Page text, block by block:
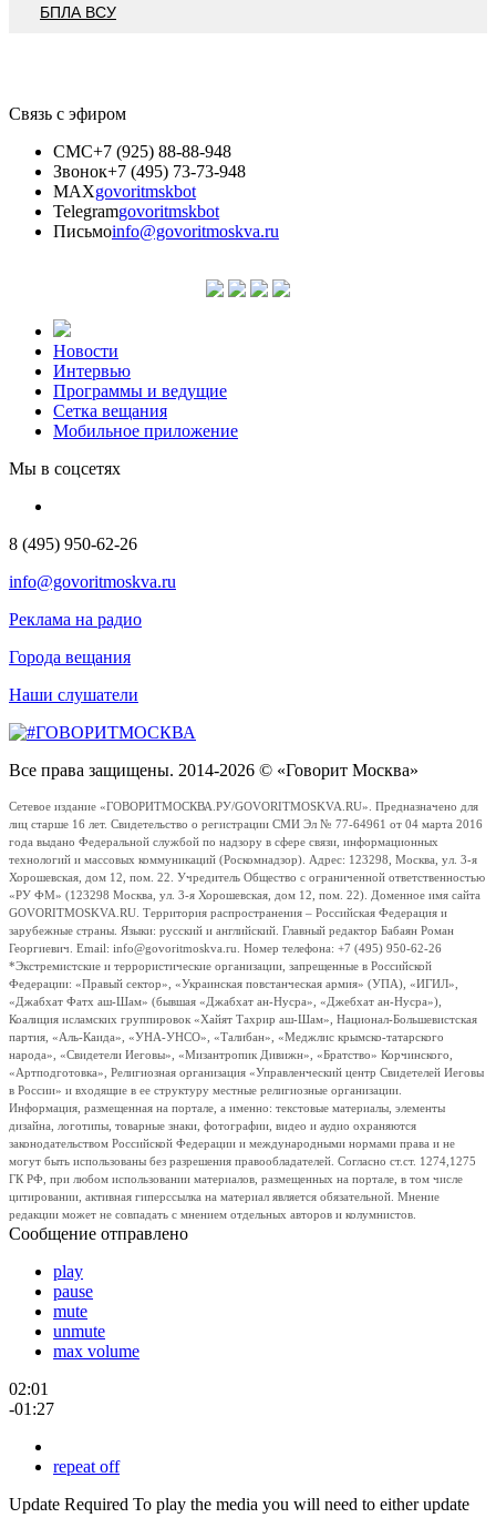
БПЛА ВСУ
Связь с эфиром
СМС+7 (925) 88-88-948
Звонок+7 (495) 73-73-948
MAXgovoritmskbot
Telegramgovoritmskbot
Письмоinfo@govoritmoskva.ru
Новости
Интервью
Программы и ведущие
Сетка вещания
Мобильное приложение
Мы в соцсетях
8 (495) 950-62-26
info@govoritmoskva.ru
Реклама на радио
Города вещания
Наши слушатели
Все права защищены. 2014-2026 © «Говорит Москва»
Сетевое издание «ГОВОРИТМОСКВА.РУ/GOVORITMOSKVA.RU». Предназначено для
лиц старше 16 лет. Свидетельство о регистрации СМИ Эл № 77-64961 от 04 марта 2016
года выдано Федеральной службой по надзору в сфере связи, информационных
технологий и массовых коммуникаций (Роскомнадзор). Адрес: 123298, Москва, ул. 3-я
Хорошевская, дом 12, пом. 22. Учредитель Общество с ограниченной ответственностью
«РУ ФМ» (123298 Москва, ул. 3-я Хорошевская, дом 12, пом. 22). Доменное имя сайта
GOVORITMOSKVA.RU. Территория распространения – Российская Федерация и
зарубежные страны. Языки: русский и английский. Главный редактор Бабаян Роман
Георгиевич. Email: info@govoritmoskva.ru. Номер телефона: +7 (495) 950-62-26
*Экстремистские и террористические организации, запрещенные в Российской
Федерации: «Правый сектор», «Украинская повстанческая армия» (УПА), «ИГИЛ»,
«Джабхат Фатх аш-Шам» (бывшая «Джабхат ан-Нусра», «Джебхат ан-Нусра»),
Коалиция исламских группировок «Хайят Тахрир аш-Шам», Национал-Большевистская
партия, «Аль-Каида», «УНА-УНСО», «Талибан», «Меджлис крымско-татарского
народа», «Свидетели Иеговы», «Мизантропик Дивижн», «Братство» Корчинского,
«Артподготовка», Религиозная организация «Управленческий центр Свидетелей Иеговы
в России» и входящие в ее структуру местные религиозные организации.
Информация, размещенная на портале, а именно: текстовые материалы, элементы
дизайна, логотипы, товарные знаки, фотографии, видео и аудио охраняются
законодательством Российской Федерации и международными нормами права и не
могут быть использованы без разрешения правообладателей. Согласно ст.ст. 1274,1275
ГК РФ, при любом использовании материалов, размещенных на портале, в том числе
цитировании, активная гиперссылка на материал является обязательной. Мнение
редакции может не совпадать с мнением отдельных авторов и колумнистов.
Сообщение отправлено
play
pause
mute
unmute
max volume
02:01
-01:27
repeat off
Update Required To play the media you will need to either update